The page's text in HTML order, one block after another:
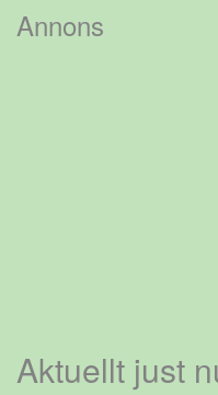
Annons
Aktuellt just